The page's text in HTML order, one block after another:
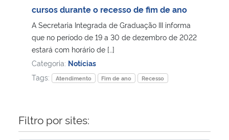
cursos durante o recesso de fim de ano
A Secretaria Integrada de Graduação III informa
que no período de 19 a 30 de dezembro de 2022
estará com horário de […]
Categoria: Notícias
Tags:
Atendimento Fim de ano Recesso
Filtro por sites: